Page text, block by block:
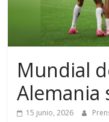
Mundial
Alemania
15 junio, 2026